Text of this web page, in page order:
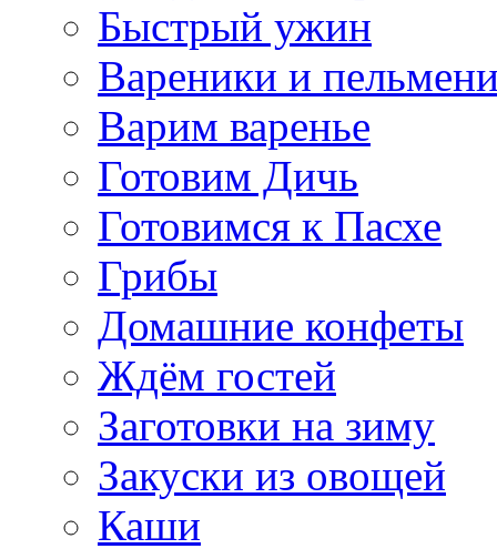
Быстрый ужин
Вареники и
Варим варенье
Готовим Дичь
Готовимся к Пасхе
Грибы
Домашние конфеты
Ждём гостей
Заготовки на зиму
Закуски из овощей
Каши